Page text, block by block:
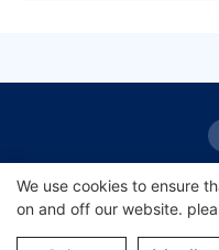
We use cookies to ensure
on and off our website.